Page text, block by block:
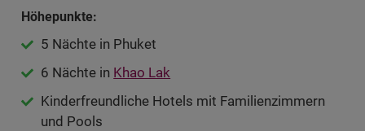
Höhepunkte:
5 Nächte in Phuket
6 Nächte in Khao Lak
Kinderfreundliche Hotels mit Familienzimmern
und Pools